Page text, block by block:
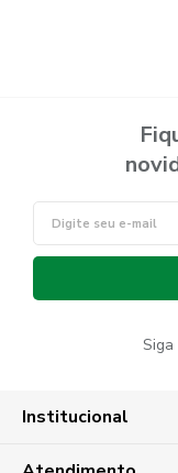
Siga
Institucional